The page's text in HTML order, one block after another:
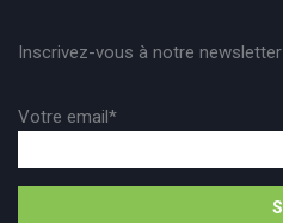
Inscrivez-vous à notre
Votre email*